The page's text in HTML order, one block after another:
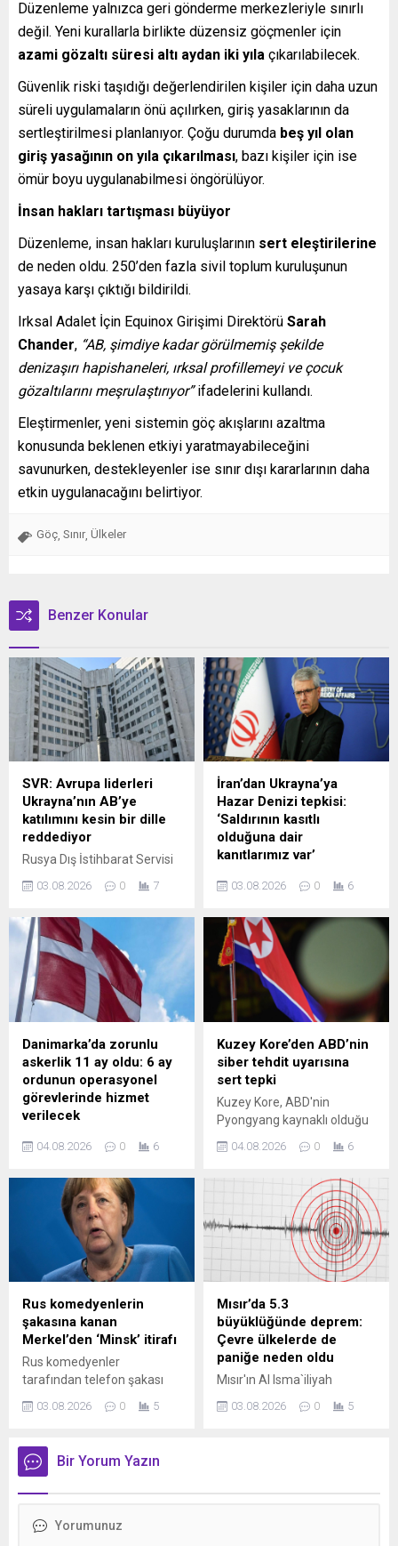
Düzenleme yalnızca geri gönderme merkezleriyle sınırlı
değil. Yeni kurallarla birlikte düzensiz göçmenler için
azami gözaltı süresi altı aydan iki yıla çıkarılabilecek.
Güvenlik riski taşıdığı değerlendirilen kişiler için daha uzun
süreli uygulamaların önü açılırken, giriş yasaklarının da
sertleştirilmesi planlanıyor. Çoğu durumda beş yıl olan
giriş yasağının on yıla çıkarılması, bazı kişiler için ise
ömür boyu uygulanabilmesi öngörülüyor.
İnsan hakları tartışması büyüyor
Düzenleme, insan hakları kuruluşlarının sert eleştirilerine
de neden oldu. 250’den fazla sivil toplum kuruluşunun
yasaya karşı çıktığı bildirildi.
Irksal Adalet İçin Equinox Girişimi Direktörü Sarah
Chander, “AB, şimdiye kadar görülmemiş şekilde
denizaşırı hapishaneleri, ırksal profillemeyi ve çocuk
gözaltılarını meşrulaştırıyor”ifadelerini kullandı.
Eleştirmenler, yeni sistemin göç akışlarını azaltma
konusunda beklenen etkiyi yaratmayabileceğini
savunurken, destekleyenler ise sınır dışı kararlarının daha
etkin uygulanacağını belirtiyor.
Göç Sınır Ülkeler
Benzer Konular
SVR: Avrupa liderleri
Ukrayna’nın AB’ye
katılımını kesin bir dille
reddediyor
Rusya Dış İstihbarat Servisi
yönelik vaatlerinin bir
olduğunu kaydederek
Avrupa liderlerinin kapalı
kapılar ardında Kiev’in AB
üyeliğini kesin olarak
reddettiğini, Ukrayna halkını
da Rusya ile çatışmada
piyon olarak kullandığını
belirtti.
03.08.2026 0 7
İran’dan Ukrayna’ya
Hazar Denizi tepkisi:
‘Saldırının kasıtlı
olduğuna dair
kanıtlarımız var’
Sözcüsü Bekayi, Ukrayna
bir İran gemisine
düzenlediği saldırının Kiev’in
iddia ettiği gibi kaza değil,
kasıtlı olduğunu kaydetti.
Bekayi, Tahran’ın
Ukrayna’dan hesap sormak
için gerekli tüm adımları
atacağını belirtti.
03.08.2026 0 6
Danimarka’da zorunlu
askerlik 11 ay oldu: 6 ay
ordunun operasyonel
görevlerinde hizmet
verilecek
askerlik süresini 4 aydan 11
yürürlüğe girdi. İlk etapta
1.600 genç göreve
başlarken, askerler temel
eğitimin ardından 6 ay
operasyonel görevlerde
hizmet verecek.
04.08.2026 0 6
Kuzey Kore’den ABD’nin
siber tehdit uyarısına
sert tepki
Kuzey Kore, ABD'nin
Pyongyang kaynaklı olduğu
uyarısını reddederek,
itibarını zedelemeye yönelik
siyasi propaganda olduğunu
ifade etti.
04.08.2026 0 6
Rus komedyenlerin
şakasına kanan
Merkel’den ‘Minsk’ itirafı
Rus komedyenler
tarafından telefon şakası
Poroşenko'yla konuştuğunu
dair itirafta bulundu.
03.08.2026 0 5
Mısır’da 5.3
büyüklüğünde deprem:
Çevre ülkelerde de
paniğe neden oldu
Mısır'ın Al Isma`iliyah
büyüklüğünde deprem
03.08.2026 0 5
Bir Yorum Yazın